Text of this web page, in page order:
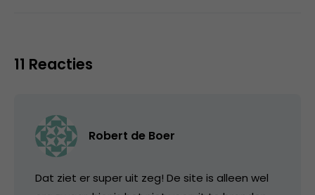
11 Reacties
Robert de Boer
Dat ziet er super uit zeg! De site is alleen wel